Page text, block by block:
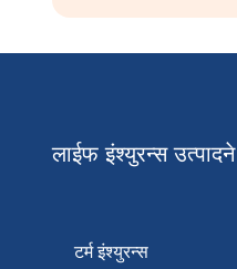
लाईफ इंश्युरन्स उत्पादने
टर्म इंश्युरन्स